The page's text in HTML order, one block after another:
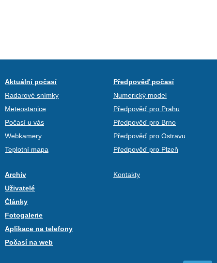
Aktuální počasí
Radarové snímky
Meteostanice
Počasí u vás
Webkamery
Teplotní mapa
Předpověď počasí
Numerický model
Předpověď pro Prahu
Předpověď pro Brno
Předpověď pro Ostravu
Předpověď pro Plzeň
Archiv
Uživatelé
Články
Fotogalerie
Aplikace na telefony
Počasí na web
Kontakty